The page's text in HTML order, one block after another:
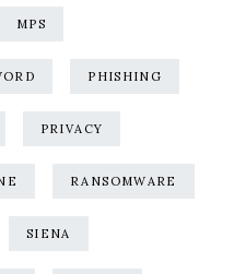
MPS
PHISHING
PRIVACY
RANSOMWARE
SIENA